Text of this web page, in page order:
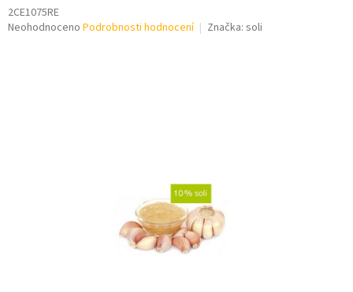
2CE1075RE
Průměrné
Neohodnoceno Podrobnosti hodnocení Značka: soli